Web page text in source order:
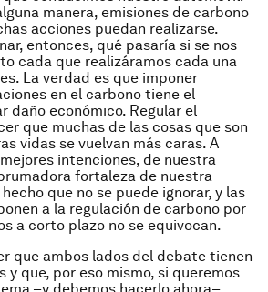
manera, emisiones de carbono
acciones puedan realizarse.
entonces, qué pasaría si se nos
cada que realizáramos cada una
La verdad es que imponer
en el carbono tiene el
daño económico. Regular el
que muchas de las cosas que son
vidas se vuelvan más caras. A
intenciones, de nuestra
fortaleza de nuestra
que no se puede ignorar, y las
a la regulación de carbono por
a corto plazo no se equivocan.
que ambos lados del debate tienen
y que, por eso mismo, si queremos